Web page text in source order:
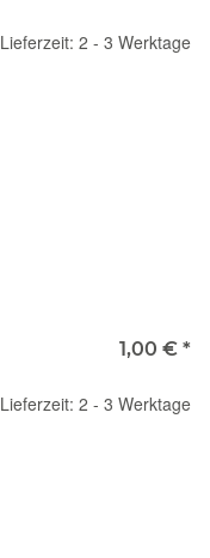
Lieferzeit: 2 - 3 Werktage
1,00 € *
Lieferzeit: 2 - 3 Werktage